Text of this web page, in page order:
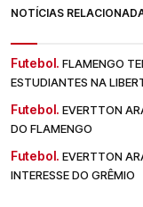
NOTÍCIAS
Futebol. FLAMENGO
ESTUDIANTES NA
Futebol. EVERTTON
DO FLAMENGO
Futebol. EVERTTON
INTERESSE DO GRÊMIO